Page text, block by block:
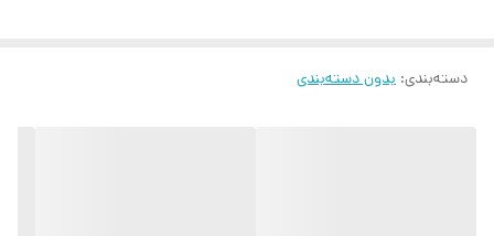
دسته‌بندی: بدون دسته‌بندی